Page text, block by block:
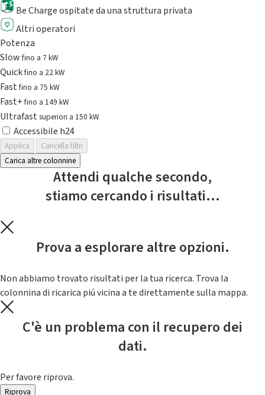
Be Charge ospitate da una struttura privata
Altri operatori
Potenza
Slowfino a 7 kW
Quickfino a 22 kW
Fastfino a 75 kW
Fast+fino a 149 kW
Ultrafast superiori a 150 kW
Accessibile h24
Applica
Cancella filtri
Carica altre colonnine
Attendi qualche secondo,
stiamo cercando i risultati...
Prova a esplorare altre opzioni.
Non abbiamo trovato risultati per la tua ricerca. Trova la
colonnina di ricarica piú vicina a te direttamente sulla mappa.
C'è un problema con il recupero dei
dati.
Per favore riprova.
Riprova